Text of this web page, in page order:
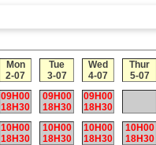
Mon
2-07
Tue
3-07
Wed
4-07
Thur
5-07
09H00
18H30
09H00
18H30
09H00
18H30
10H00
18H30
10H00
18H30
10H00
18H30
10H00
18H30